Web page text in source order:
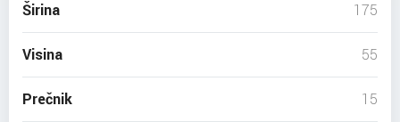
Širina 175
Visina 55
Prečnik 15